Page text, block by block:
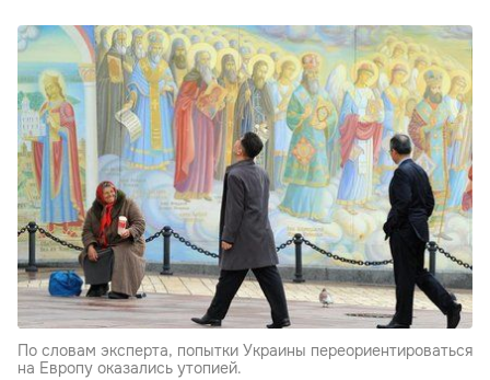
По словам эксперта, попытки Украины переориентироваться
на Европу оказались утопией.